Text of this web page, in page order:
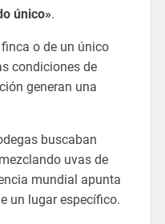
único».
o de un único
condiciones de
generan una
buscaban
uvas de
mundial apunta
un lugar específico.